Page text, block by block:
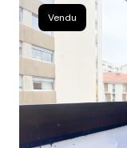
contact
notre
agence
estimation
Vendu